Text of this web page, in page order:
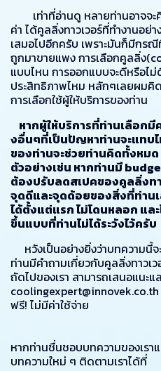
เท่าที่อ่านดู หลายท่านอาจจะ
ค่า ได้คูลลิ่งทาวเวอร์ที่ทำงานอย่
เสมอไปอีกครับ เพราะมันก็มีกร
ถูกมาขายแพง การเลือกคูลลิ่ง
แบบไหน การออกแบบจะดีหรือไ
ประสิทธิภาพไหม หลักๆเลยผม
การเลือกใช้ผู้ให้บริการของท่าน
หากผู้ให้บริการที่ท่านเลือกมี
งอื่นๆที่เป็นปัญหาท่านจะแทบ
ของท่านจะช่วยท่านคิดทั้งหมด
ตัวอย่างเช่น หากท่านมี
ต้องปรับลดสเปคของคูลลิ่งทา
จุดดีและจุดด้อยของสิ่งที่ท่าน
ได้ตั้งแต่แรก ไม่โดนหลอก แล
ขึ้นแบบที่ท่านไม่ได้ระวังไว้ครับ
หวังเป็นอย่างยิ่งว่าบทความนี้
ท่านมีคำถามเกี่ยวกับคูลลิ่งทาวเ
ถัดไปของเรา สามารถเสนอแนะ
coolingexpert@innovek.co.th
ฟรี! ไม่มีค่าใช้จ่าย
หากท่านชื่นชอบบทความของเร
บทความใหม่ ๆ ติดตามเราได้ที่